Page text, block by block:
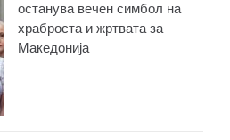
останува вечен симбол на
храброста и жртвата за
Македонија